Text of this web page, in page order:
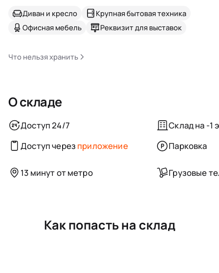
Диван и кресло
Крупная бытовая техника
Офисная мебель
Реквизит для выставок
Что нельзя хранить
О складе
Доступ 24/7
Склад на -1
Доступ через приложение Парковка
13 минут от метро Грузовые
Как попасть на склад